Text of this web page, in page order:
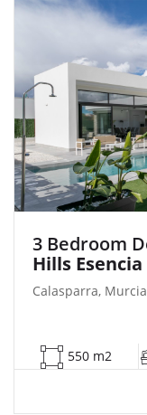
3 Bedroom
Hills Esencia
Calasparra,
550 m2